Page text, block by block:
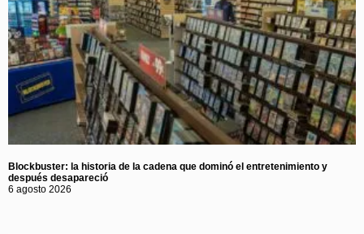
Blockbuster: la historia de la cadena que dominó el entretenimiento y
después desapareció
6 agosto 2026